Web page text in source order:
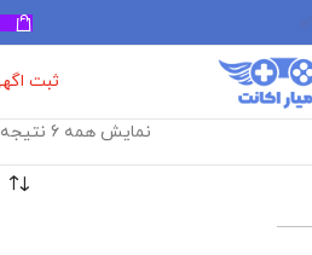
ثبت
نمایش همه 6 نتیجه